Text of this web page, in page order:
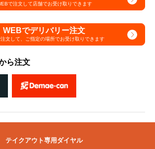
で注文して店舗でお受け取りできます
WEBでデリバリー注文
文して、 ご指定の場所でお受け取りできます
ら注文
テイクアウト専用ダイヤル